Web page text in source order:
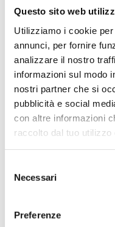
Questo sito web
Utilizziamo i cookie
annunci, per fornire
analizzare il nostro
informazioni sul modo
nostri partner che si
pubblicità e social
con altre informazioni
raccolto dal tuo utilizzo
delNecessari
Preferenze
come ad esempio
"esaminare la
adattamento del
diritti umani". Il
una revisione e un
democratico di
della sentenza in
sistema: secondo
prestiti della BM